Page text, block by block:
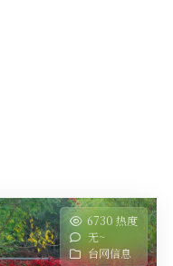
6730 热度
无~
台网信息